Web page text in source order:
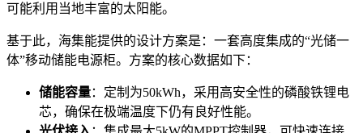
可能利用当地丰富的太阳能。
基于此，海集能提供的设计方案是：一套高度集成的“光储一
体”移动储能电源柜。方案的核心数据如下：
储能容量：定制为50kWh，采用高安全性的磷酸铁锂电
芯，确保在极端温度下仍有良好性能。